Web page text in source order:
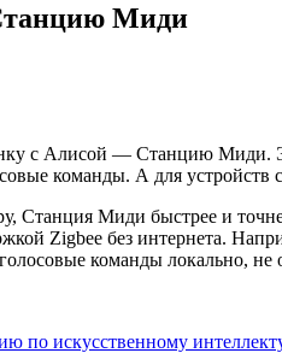
Миди
с Алисой — Станцию Миди.
команды. А для
Станция Миди быстрее и
Zigbee без интернета.
команды локально,
по искусственному